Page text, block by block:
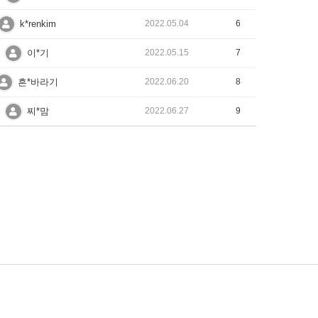
k*renkim 2022.05.04 6
이*기 2022.05.15 7
흔*바라기 2022.06.20 8
찌*맘 2022.06.27 9